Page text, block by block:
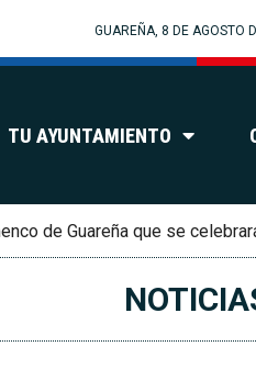
GUAREÑA, 8 DE AGOSTO
TU AYUNTAMIENTO
de Guareña que se